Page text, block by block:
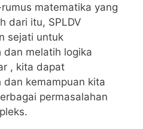
matematika yang⁣
dari itu, ‍SPLDV
sejati untuk
dan melatih logika
‌, kita dapat
kemampuan kita
permasalahan‍